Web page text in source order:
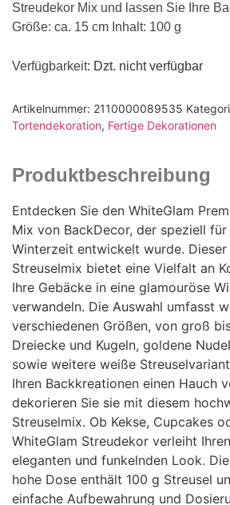
Streudekor Mix und lassen Sie Ihre
Größe: ca. 15 cm Inhalt: 100 g
Verfügbarkeit: Dzt. nicht verfügbar
Artikelnummer: 2110000089535
Tortendekoration, Fertige Dekorationen
Produktbeschreibung
Entdecken Sie den WhiteGlam
Mix von BackDecor, der speziell
Winterzeit entwickelt wurde.
Streuselmix bietet eine Vielfalt an
Ihre Gebäcke in eine glamouröse
verwandeln. Die Auswahl umfasst
verschiedenen Größen, von groß
Dreiecke und Kugeln, goldene
sowie weitere weiße
Ihren Backkreationen einen Hauch
dekorieren Sie sie mit diesem
Streuselmix. Ob Kekse, Cupcakes
WhiteGlam Streudekor verleiht
eleganten und funkelnden Look.
hohe Dose enthält 100 g Streusel
einfache Aufbewahrung und